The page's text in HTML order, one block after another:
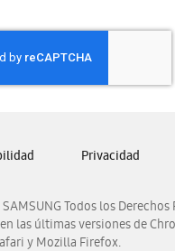
Honduras
Nicaragua
Samsung Panamá
Venezuela
Todos los Derechos
las últimas versiones de
y Mozilla Firefox.
Privacidad